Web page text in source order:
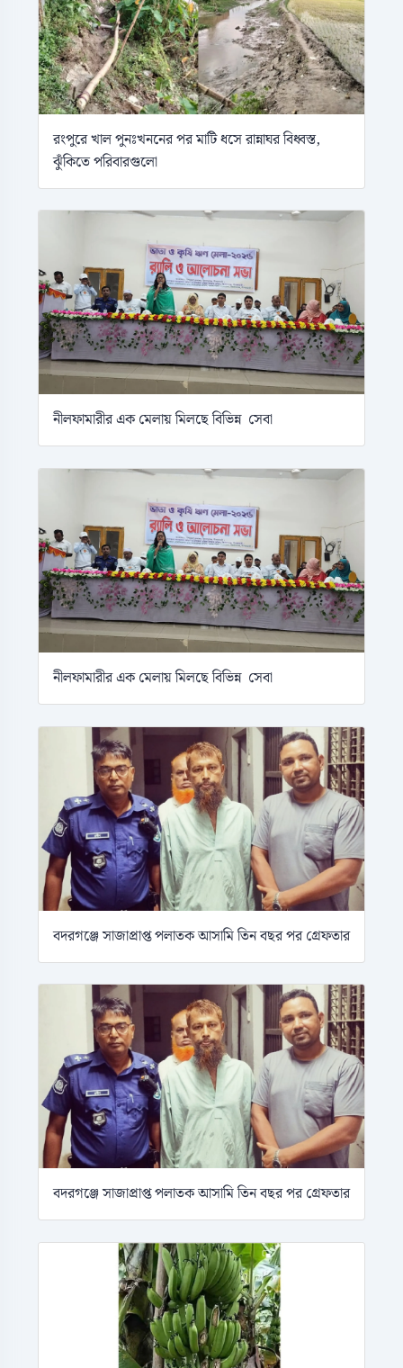
রংপুরে খাল পুনঃখননের পর মাটি ধসে রান্নাঘর বিধ্বস্ত,
ঝুঁকিতে পরিবারগুলো
নীলফামারীর এক মেলায় মিলছে বিভিন্ন সেবা
নীলফামারীর এক মেলায় মিলছে বিভিন্ন সেবা
বদরগঞ্জে সাজাপ্রাপ্ত পলাতক আসামি তিন বছর পর গ্রেফতার
বদরগঞ্জে সাজাপ্রাপ্ত পলাতক আসামি তিন বছর পর গ্রেফতার